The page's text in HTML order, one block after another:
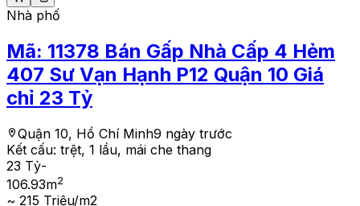
Nhà phố
Mã: 11378 Bán Gấp Nhà Cấp 4 Hẻm
407 Sư Vạn Hạnh P12 Quận 10 Giá
chỉ 23 Tỷ
Quận 10, Hồ Chí Minh9 ngày trước
Kết cấu: trệt, 1 lầu, mái che thang
23 Tỷ-
106.93m2
~ 215 Triệu/m2